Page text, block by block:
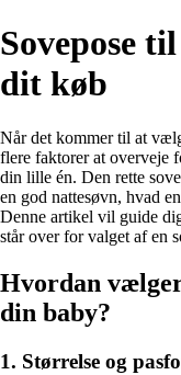
Sovepose
dit køb
Når det kommer til at
flere faktorer at overveje
din lille én. Den rette
en god nattesøvn, hvad
Denne artikel vil guide
står over for valget af en
Hvordan
din baby?
1. Størrelse og